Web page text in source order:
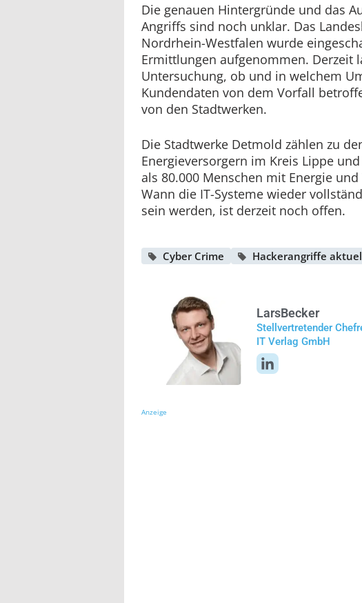
Die genauen Hintergründe und das
Angriffs sind noch unklar. Das
Nordrhein-Westfalen wurde
Ermittlungen aufgenommen. Derzeit
Untersuchung, ob und in welchem
Kundendaten von dem Vorfall
von den Stadtwerken.
Die Stadtwerke Detmold zählen zu
Energieversorgern im Kreis Lippe
als 80.000 Menschen mit Energie
Wann die IT-Systeme wieder
sein werden, ist derzeit noch offen.
Cyber Crime Hackerangriffe
LarsBecker
Stellvertretender
IT Verlag GmbH
Anzeige